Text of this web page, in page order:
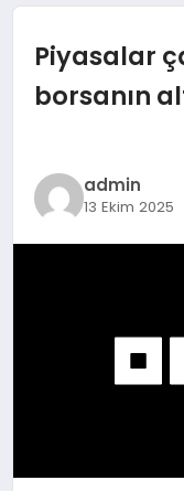
TEKNOLOJI
DÜNYA
EKONOMI
Piyasalar
borsanın
admin
13 Ekim 2025